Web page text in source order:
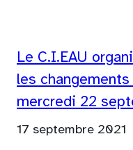
Le C.I.EAU
les
mercredi 22
17 septembre 2021